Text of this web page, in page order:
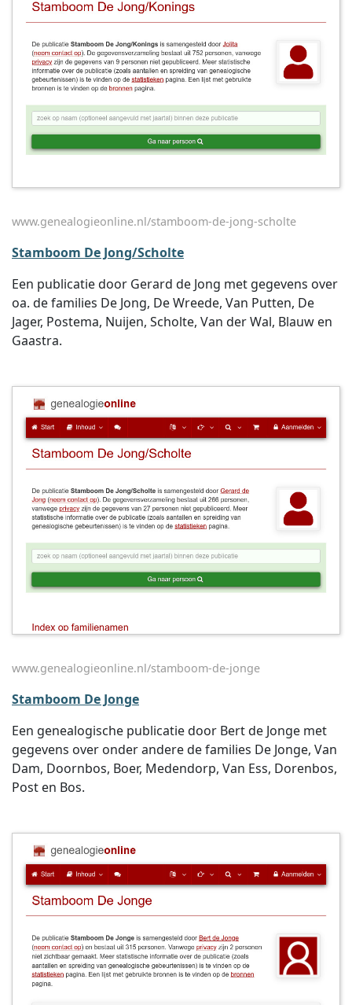
www.genealogieonline.nl/stamboom-de-jong-scholte
Stamboom De Jong/Scholte
Een publicatie door Gerard de Jong met gegevens over
oa. de families De Jong, De Wreede, Van Putten, De
Jager, Postema, Nuijen, Scholte, Van der Wal, Blauw en
Gaastra.
www.genealogieonline.nl/stamboom-de-jonge
Stamboom De Jonge
Een genealogische publicatie door Bert de Jonge met
gegevens over onder andere de families De Jonge, Van
Dam, Doornbos, Boer, Medendorp, Van Ess, Dorenbos,
Post en Bos.